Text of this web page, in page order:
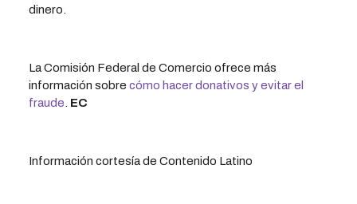
dinero.
La Comisión Federal de Comercio ofrece más
información sobre cómo hacer donativos y evitar el
fraude EC
Información cortesía de Contenido Latino